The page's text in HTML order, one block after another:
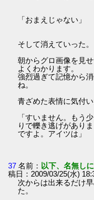
「おまえじゃない」
そして消えていった。
朝からグロ画像を見
よくわかります。
強烈過ぎて記憶から
ね。
青ざめた表情に気付
「すいません。もう
りで轢き逃げがあり
ですよ。アイツは」
37 名前： 以下、名無し
稿日：2009/03/25(水)
次からは出来るだけ
た。